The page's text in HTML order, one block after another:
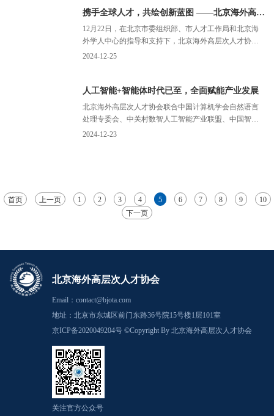
携手全球人才，共绘创新蓝图 ——北京海外高层次人才协会第四届会员代表大会第三次会议暨新春报告会圆满举行
12月22日，在北京市委组织部、市人才工作局和北京海
外学人中心的指导和支持下，北京海外高层次人才协会
第四届会员代表大会第三次会议暨新春报告会在京隆重
2024-12-25
人工智能+智能体时代已至，全面赋能产业发展
北京海外高层次人才协会联合中国计算机学会自然语言
处理专委会、中关村数智人工智能产业联盟、中国智能
产业科技创新联盟，于2024年12月19日举办“后大语言模
2024-12-23
首页 上一页 1 2 3 4 5 6 7 8 9
10
下一页
北京海外高层次人才协会
Email：contact@bjota.com
地址：北京市东城区前门东路36号院15号楼1层101室
京ICP备2020049204号 ©Copyright By 北京海外高层次人才协会
关注官方公众号